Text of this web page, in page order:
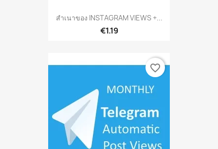
สำเนาของ INSTAGRAM VIEWS +...
€1.19
favorite_border